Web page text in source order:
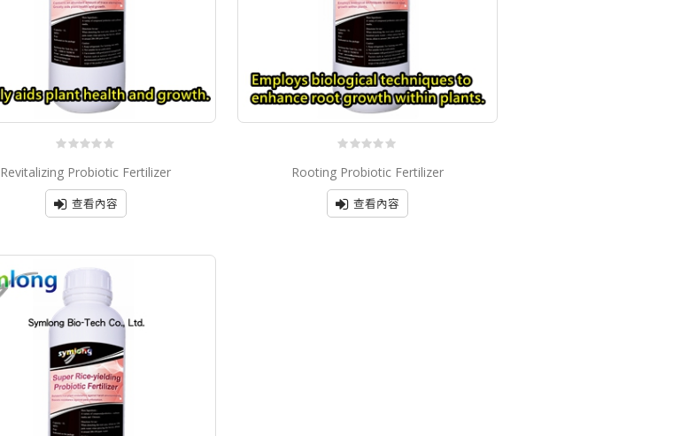
out
of
Revitalizing Probiotic Fertilizer
查看內容
out
Rooting Probiotic Fertilizer
查看內容